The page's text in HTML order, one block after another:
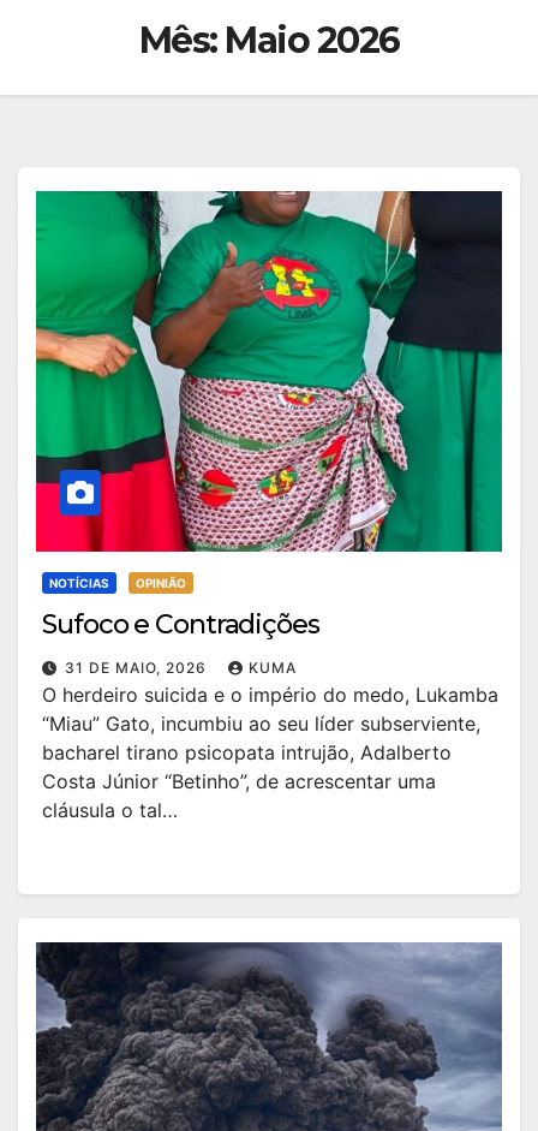
Mês: Maio 2026
NOTÍCIAS OPINIÃO
Sufoco e Contradições
31 DE MAIO, 2026 KUMA
O herdeiro suicida e o império do medo, Lukamba
“Miau” Gato, incumbiu ao seu líder subserviente,
bacharel tirano psicopata intrujão, Adalberto
Costa Júnior “Betinho”, de acrescentar uma
cláusula o tal…